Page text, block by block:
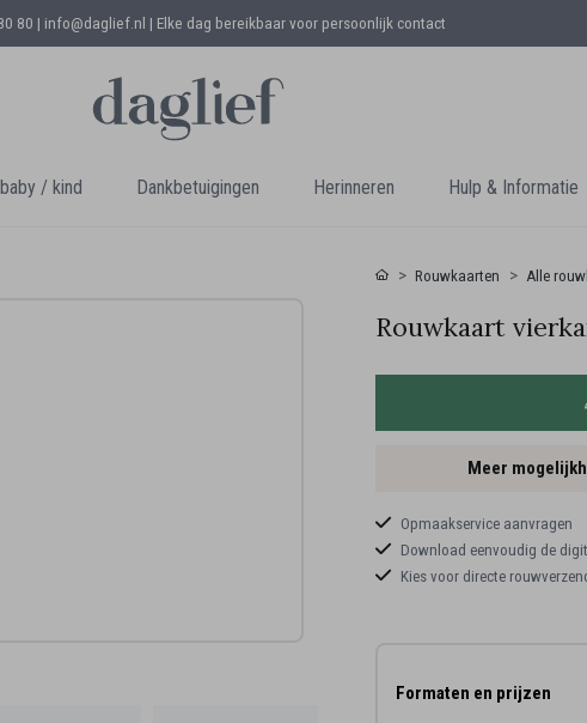
80 | info@daglief.nl | Elke dag bereikbaar voor persoonlijk contact
/ kind Dankbetuigingen Herinneren Hulp & Informatie
Rouwkaarten Alle
Rouwkaart
Meer
Opmaakservice aanvragen
Download eenvoudig de
Kies voor directe
Formaten en prijzen